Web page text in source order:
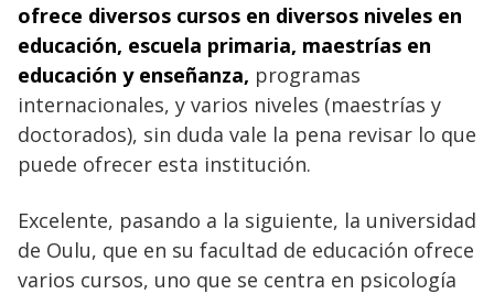
ofrece diversos cursos en diversos niveles en
educación, escuela primaria, maestrías en
educación y enseñanza, programas
internacionales, y varios niveles (maestrías y
doctorados), sin duda vale la pena revisar lo que
puede ofrecer esta institución.
Excelente, pasando a la siguiente, la universidad
de Oulu, que en su facultad de educación ofrece
varios cursos, uno que se centra en psicología